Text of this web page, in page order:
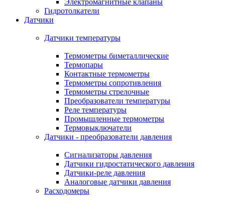
Электромагнитные клапаны
Гидротолкатели
Датчики
Датчики температуры
Термометры биметаллические
Термопары
Контактные термометры
Термометры сопротивления
Термометры стрелочные
Преобразователи температуры
Реле температуры
Промышленные термометры
Термовыключатели
Датчики - преобразователи давления
Сигнализаторы давления
Датчики гидростатического давления
Датчики-реле давления
Аналоговые датчики давления
Расходомеры